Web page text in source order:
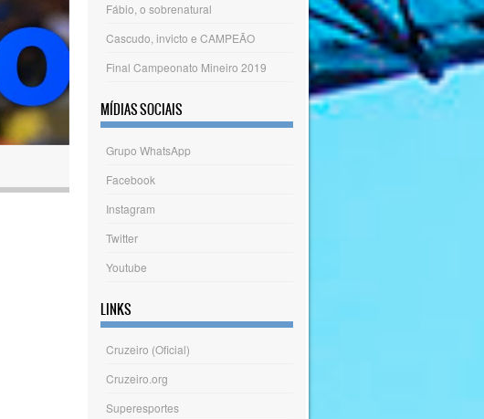
Fábio, o sobrenatural
Cascudo, invicto e CAMPEÃO
Final Campeonato Mineiro 2019
MÍDIAS SOCIAIS
Grupo WhatsApp
Facebook
Instagram
Twitter
Youtube
LINKS
Cruzeiro (Oficial)
Cruzeiro.org
Superesportes